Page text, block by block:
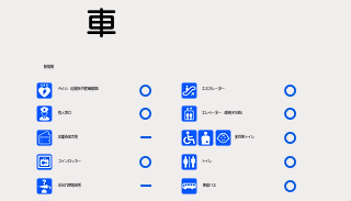
車
駅情報
ＡＥＤ（自動体外除細動器）
有人窓口
定期券発売所
エスカレーター
エレベーター（車椅子対応）
多目的トイレ
〇
〇
ー
〇
〇
〇
コインロッカー トイレ
〇 〇
お忘れ物取扱所 ー 路線バス 〇